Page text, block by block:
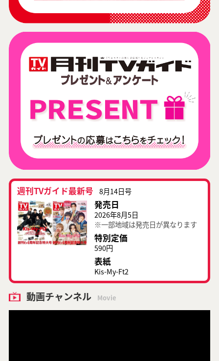
週刊TVガイド最新号 8月14日号
発売日
2026年8月5日
※一部地域は発売日が異なります
特別定価
590円
表紙
Kis-My-Ft2
動画チャンネル Movie